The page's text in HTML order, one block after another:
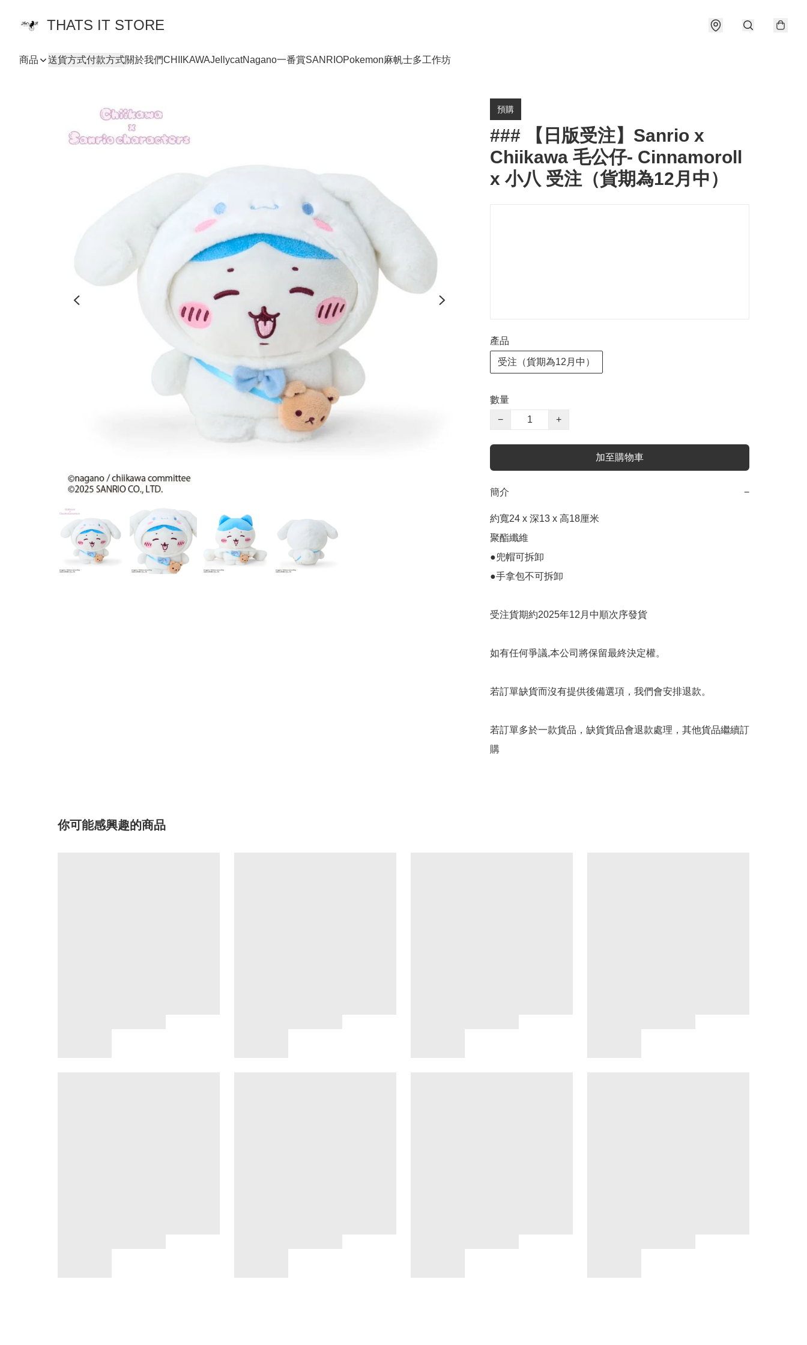
THATS IT STORE
商品 送貨方式付款方式關於我們CHIIKAWAJellycatNagano一番賞SANRIOPokemon麻帆士多工作坊
預購
### 【日版受注】Sanrio x
Chiikawa 毛公仔- Cinnamoroll
x 小八 受注（貨期為12月中）
產品
受注（貨期為12月中）
數量
−
+
加至購物車
簡介 −
約寬24 x 深13 x 高18厘米
聚酯纖維
●兜帽可拆卸
●手拿包不可拆卸
受注貨期約2025年12月中順次序發貨
如有任何爭議,本公司將保留最終決定權。
若訂單缺貨而沒有提供後備選項，我們會安排退款。
若訂單多於一款貨品，缺貨貨品會退款處理，其他貨品繼續訂
你可能感興趣的商品